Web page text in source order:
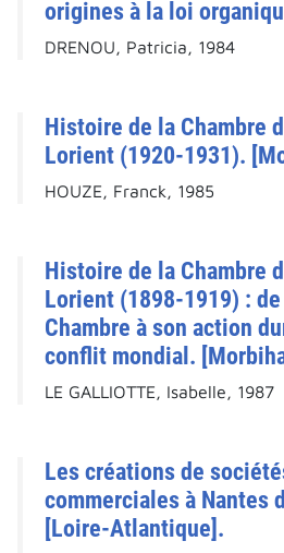
origines à la loi
DRENOU, Patricia, 1984
Histoire de la Chambre
Lorient (1920-1931).
HOUZE, Franck, 1985
Histoire de la Chambre
Lorient (1898-1919) :
Chambre à son action
conflit mondial.
LE GALLIOTTE, Isabelle, 1987
Les créations de
commerciales à Nantes
[Loire-Atlantique].